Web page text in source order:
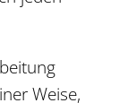
Weise,